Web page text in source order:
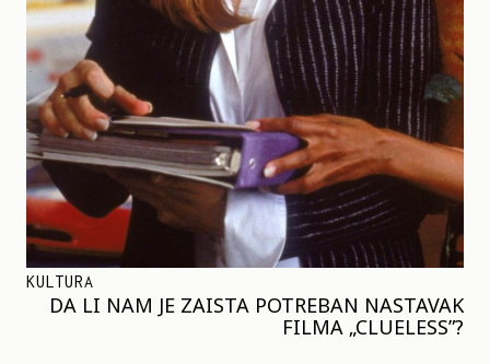
KULTURA
DA LI NAM JE ZAISTA POTREBAN NASTAVAK
FILMA „CLUELESS”?